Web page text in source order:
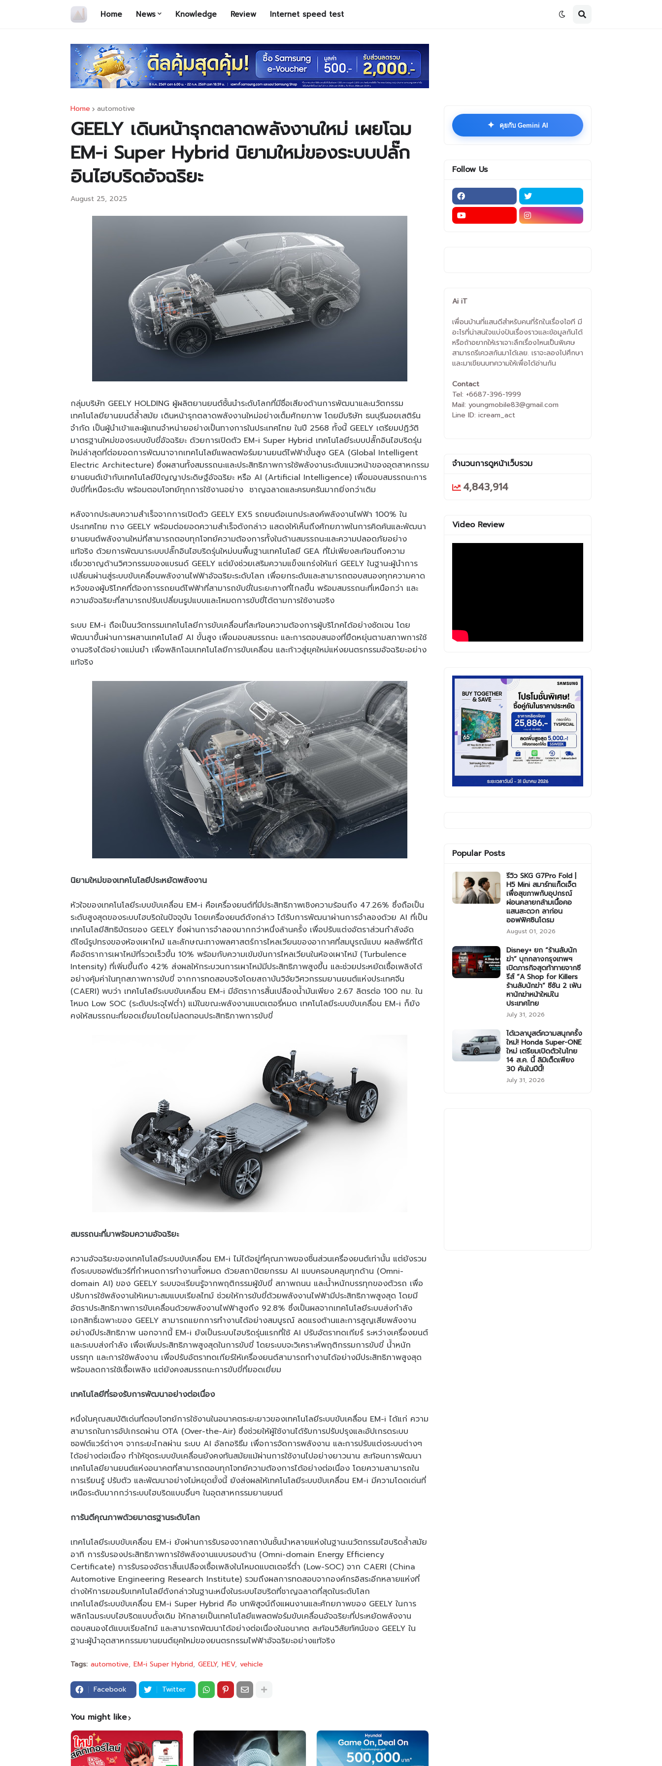
Home News Knowledge Review Internet speed test
Home automotive
GEELY เดินหน้ารุกตลาดพลังงานใหม่ เผยโฉม
EM-i Super Hybrid นิยามใหม่ของระบบปลั๊ก
อินไฮบริดอัจฉริยะ
August 25, 2025
กลุ่มบริษัท GEELY HOLDING ผู้ผลิตยานยนต์ชั้นนำระดับโลกที่มีชื่อเสียงด้านการพัฒนาและนวัตกรรม
เทคโนโลยียานยนต์ล้ำสมัย เดินหน้ารุกตลาดพลังงานใหม่อย่างเต็มศักยภาพ โดยมีบริษัท ธนบุรีนอยเสติร์น
จำกัด เป็นผู้นำเข้าและผู้แทนจำหน่ายอย่างเป็นทางการในประเทศไทย ในปี 2568 ทั้งนี้ GEELY เตรียมปฏิวัติ
มาตรฐานใหม่ของระบบขับขี่อัจฉริยะ ด้วยการเปิดตัว EM-i Super Hybrid เทคโนโลยีระบบปลั๊กอินไฮบริดรุ่น
ใหม่ล่าสุดที่ต่อยอดการพัฒนาจากเทคโนโลยีแพลตฟอร์มยานยนต์ไฟฟ้าขั้นสูง GEA (Global Intelligent
Electric Architecture) ซึ่งผสานทั้งสมรรถนะและประสิทธิภาพการใช้พลังงานระดับแนวหน้าของอุตสาหกรรม
ยานยนต์เข้ากับเทคโนโลยีปัญญาประดิษฐ์อัจฉริยะ หรือ AI (Artificial Intelligence) เพื่อมอบสมรรถนะการ
ขับขี่ที่เหนือระดับ พร้อมตอบโจทย์ทุกการใช้งานอย่าง ชาญฉลาดและครบครันมากยิ่งกว่าเดิม
หลังจากประสบความสำเร็จจากการเปิดตัว GEELY EX5 รถยนต์อเนกประสงค์พลังงานไฟฟ้า 100% ใน
ประเทศไทย ทาง GEELY พร้อมต่อยอดความสำเร็จดังกล่าว แสดงให้เห็นถึงศักยภาพในการคิดค้นและพัฒนา
ยานยนต์พลังงานใหม่ที่สามารถตอบทุกโจทย์ความต้องการทั้งในด้านสมรรถนะและความปลอดภัยอย่าง
แท้จริง ด้วยการพัฒนาระบบปลั๊กอินไฮบริดรุ่นใหม่บนพื้นฐานเทคโนโลยี GEA ที่ไม่เพียงสะท้อนถึงความ
เชี่ยวชาญด้านวิศวกรรมของแบรนด์ GEELY แต่ยังช่วยเสริมความแข็งแกร่งให้แก่ GEELY ในฐานะผู้นำการ
เปลี่ยนผ่านสู่ระบบขับเคลื่อนพลังงานไฟฟ้าอัจฉริยะระดับโลก เพื่อยกระดับและสามารถตอบสนองทุกความคาด
หวังของผู้บริโภคที่ต้องการรถยนต์ไฟฟ้าที่สามารถขับขี่ในระยะทางที่ไกลขึ้น พร้อมสมรรถนะที่เหนือกว่า และ
ความอัจฉริยะที่สามารถปรับเปลี่ยนรูปแบบและโหมดการขับขี่ได้ตามการใช้งานจริง
ระบบ EM-i ถือเป็นนวัตกรรมเทคโนโลยีการขับเคลื่อนที่สะท้อนความต้องการผู้บริโภคได้อย่างชัดเจน โดย
พัฒนาขึ้นผ่านการผสานเทคโนโลยี AI ขั้นสูง เพื่อมอบสมรรถนะ และการตอบสนองที่ยืดหยุ่นตามสภาพการใช้
งานจริงได้อย่างแม่นยำ เพื่อพลิกโฉมเทคโนโลยีการขับเคลื่อน และก้าวสู่ยุคใหม่แห่งยนตรกรรมอัจฉริยะอย่าง
แท้จริง
นิยามใหม่ของเทคโนโลยีประหยัดพลังงาน
หัวใจของเทคโนโลยีระบบขับเคลื่อน EM-i คือเครื่องยนต์ที่มีประสิทธิภาพเชิงความร้อนถึง 47.26% ซึ่งถือเป็น
ระดับสูงสุดของระบบไฮบริดในปัจจุบัน โดยเครื่องยนต์ดังกล่าว ได้รับการพัฒนาผ่านการจำลองด้วย AI ที่เป็น
เทคโนโลยีสิทธิบัตรของ GEELY ซึ่งผ่านการจำลองมากกว่าหนึ่งล้านครั้ง เพื่อปรับแต่งอัตราส่วนกำลังอัด
ดีไซน์รูปทรงของห้องเผาไหม้ และลักษณะทางพลศาสตร์การไหลเวียนของอากาศที่สมบูรณ์แบบ ผลลัพธ์ที่ได้
คืออัตราการเผาไหม้ที่รวดเร็วขึ้น 10% พร้อมกับความเข้มข้นการไหลเวียนในห้องเผาไหม้ (Turbulence
Intensity) ที่เพิ่มขึ้นถึง 42% ส่งผลให้กระบวนการเผาไหม้มีประสิทธิภาพสูงขึ้น และช่วยประหยัดเชื้อเพลิงได้
อย่างคุ้มค่าในทุกสภาพการขับขี่ จากการทดสอบจริงโดยสถาบันวิจัยวิศวกรรมยานยนต์แห่งประเทศจีน
(CAERI) พบว่า เทคโนโลยีระบบขับเคลื่อน EM-i มีอัตราการสิ้นเปลืองน้ำมันเพียง 2.67 ลิตรต่อ 100 กม. ใน
โหมด Low SOC (ระดับประจุไฟต่ำ) แม้ในขณะพลังงานแบตเตอรี่หมด เทคโนโลยีระบบขับเคลื่อน EM-i ก็ยัง
คงให้สมรรถนะที่ยอดเยี่ยมโดยไม่ลดทอนประสิทธิภาพการขับขี่
สมรรถนะที่มาพร้อมความอัจฉริยะ
ความอัจฉริยะของเทคโนโลยีระบบขับเคลื่อน EM-i ไม่ได้อยู่ที่คุณภาพของชิ้นส่วนเครื่องยนต์เท่านั้น แต่ยังรวม
ถึงระบบซอฟต์แวร์ที่กำหนดการทำงานทั้งหมด ด้วยสถาปัตยกรรม AI แบบครอบคลุมทุกด้าน (Omni-
domain AI) ของ GEELY ระบบจะเรียนรู้จากพฤติกรรมผู้ขับขี่ สภาพถนน และน้ำหนักบรรทุกของตัวรถ เพื่อ
ปรับการใช้พลังงานให้เหมาะสมแบบเรียลไทม์ ช่วยให้การขับขี่ด้วยพลังงานไฟฟ้ามีประสิทธิภาพสูงสุด โดยมี
อัตราประสิทธิภาพการขับเคลื่อนด้วยพลังงานไฟฟ้าสูงถึง 92.8% ซึ่งเป็นผลจากเทคโนโลยีระบบส่งกำลัง
เอกสิทธิ์เฉพาะของ GEELY สามารถแยกการทำงานได้อย่างสมบูรณ์ ลดแรงต้านและการสูญเสียพลังงาน
อย่างมีประสิทธิภาพ นอกจากนี้ EM-i ยังเป็นระบบไฮบริดรุ่นแรกที่ใช้ AI ปรับอัตราทดเกียร์ ระหว่างเครื่องยนต์
และระบบส่งกำลัง เพื่อเพิ่มประสิทธิภาพสูงสุดในการขับขี่ โดยระบบจะวิเคราะห์พฤติกรรมการขับขี่ น้ำหนัก
บรรทุก และการใช้พลังงาน เพื่อปรับอัตราทดเกียร์ให้เครื่องยนต์สามารถทำงานได้อย่างมีประสิทธิภาพสูงสุด
พร้อมลดการใช้เชื้อเพลิง แต่ยังคงสมรรถนะการขับขี่ที่ยอดเยี่ยม
เทคโนโลยีที่รองรับการพัฒนาอย่างต่อเนื่อง
หนึ่งในคุณสมบัติเด่นที่ตอบโจทย์การใช้งานในอนาคตระยะยาวของเทคโนโลยีระบบขับเคลื่อน EM-i ได้แก่ ความ
สามารถในการอัปเกรดผ่าน OTA (Over-the-Air) ซึ่งช่วยให้ผู้ใช้งานได้รับการปรับปรุงและอัปเกรดระบบ
ซอฟต์แวร์ต่างๆ จากระยะไกลผ่าน ระบบ AI อัลกอริธึม เพื่อการจัดการพลังงาน และการปรับแต่งระบบต่างๆ
ได้อย่างต่อเนื่อง ทำให้ชุดระบบขับเคลื่อนยังคงทันสมัยแม้ผ่านการใช้งานไปอย่างยาวนาน สะท้อนการพัฒนา
เทคโนโลยียานยนต์แห่งอนาคตที่สามารถตอบทุกโจทย์ความต้องการได้อย่างต่อเนื่อง โดยความสามารถใน
การเรียนรู้ ปรับตัว และพัฒนาอย่างไม่หยุดยั้งนี้ ยังส่งผลให้เทคโนโลยีระบบขับเคลื่อน EM-i มีความโดดเด่นที่
เหนือระดับมากกว่าระบบไฮบริดแบบอื่นๆ ในอุตสาหกรรมยานยนต์
การันตีคุณภาพด้วยมาตรฐานระดับโลก
เทคโนโลยีระบบขับเคลื่อน EM-i ยังผ่านการรับรองจากสถาบันชั้นนำหลายแห่งในฐานะนวัตกรรมไฮบริดล้ำสมัย
อาทิ การรับรองประสิทธิภาพการใช้พลังงานแบบรอบด้าน (Omni-domain Energy Efficiency
Certificate) การรับรองอัตราสิ้นเปลืองเชื้อเพลิงในโหมดแบตเตอรี่ต่ำ (Low-SOC) จาก CAERI (China
Automotive Engineering Research Institute) รวมถึงผลการทดสอบจากองค์กรอิสระอีกหลายแห่งที่
ต่างให้การยอมรับเทคโนโลยีดังกล่าวในฐานะหนึ่งในระบบไฮบริดที่ชาญฉลาดที่สุดในระดับโลก
เทคโนโลยีระบบขับเคลื่อน EM-i Super Hybrid คือ บทพิสูจน์ถึงแผนงานและศักยภาพของ GEELY ในการ
พลิกโฉมระบบไฮบริดแบบดั้งเดิม ให้กลายเป็นเทคโนโลยีแพลตฟอร์มขับเคลื่อนอัจฉริยะที่ประหยัดพลังงาน
ตอบสนองได้แบบเรียลไทม์ และสามารถพัฒนาได้อย่างต่อเนื่องในอนาคต สะท้อนวิสัยทัศน์ของ GEELY ใน
ฐานะผู้นำอุตสาหกรรมยานยนต์ยุคใหม่ของยนตรกรรมไฟฟ้าอัจฉริยะอย่างแท้จริง
Tags: automotive EM-i Super Hybrid GEELY HEV vehicle
Facebook Twitter
You might like
✦ คุยกับ Gemini AI
Follow Us
Ai iT
เพื่อนบ้านที่แสนดีสำหรับคนที่รักในเรื่องไอที มี
อะไรที่น่าสนใจแบ่งปันเรื่องราวและข้อมูลกันได้
หรือถ้าอยากให้เราเจาะลึกเรื่องไหนเป็นพิเศษ
สามารถรีเควสกันมาได้เลย. เราจะลองไปศึกษา
และมาเขียนบทความให้เพื่อได้อ่านกัน
Contact
Tel: +6687-396-1999
Mail: youngmobile83@gmail.com
Line ID: icream_act
จำนวนการดูหน้าเว็บรวม
4,843,914
Video Review
Popular Posts
รีวิว SKG G7Pro Fold |
H5 Mini สมาร์ทแก็ดเจ็ต
เพื่อสุขภาพกับอุปกรณ์
ผ่อนคลายกล้ามเนื้อคอ
แสนสะดวก ลาก่อน
ออฟฟิศซินโดรม
August 01, 2026
Disney+ ยก “ร้านลับนัก
ฆ่า” บุกกลางกรุงเทพฯ
เปิดภารกิจสุดท้าทายจากซี
รีส์ “A Shop for Killers
ร้านลับนักฆ่า” ซีซัน 2 เฟ้น
หานักฆ่าหน้าใหม่ใน
ประเทศไทย
July 31, 2026
ได้เวลาบูสต์ความสนุกครั้ง
ใหม่! Honda Super-ONE
ใหม่ เตรียมเปิดตัวในไทย
14 ส.ค. นี้ ลิมิเต็ดเพียง
30 คันในปีนี้!
July 31, 2026